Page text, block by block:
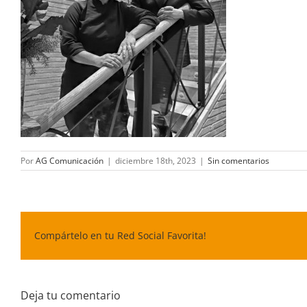
PorAG Comunicación | diciembre 18th, 2023 | Sin comentarios
Compártelo en tu Red Social Favorita!
Deja tu comentario